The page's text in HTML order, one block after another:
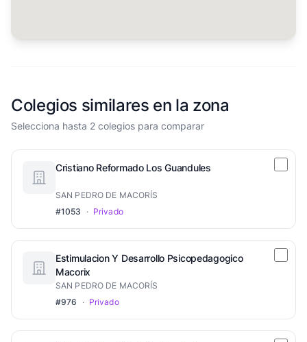
Colegios similares en la zona
Selecciona hasta 2 colegios para comparar
Cristiano Reformado Los Guandules
SAN PEDRO DE MACORÍS
#1053
· Privado
Estimulacion Y Desarrollo Psicopedagogico
Macorix
SAN PEDRO DE MACORÍS
#976
· Privado